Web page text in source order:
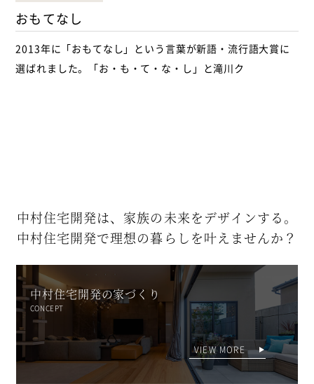
おもてなし
2013年に「おもてなし」という言葉が新語・流行語大賞に
選ばれました。「お・も・て・な・し」と滝川ク
中村住宅開発は、 家族の未来をデザインする。
中村住宅開発で理想の暮らしを叶えませんか？
中村住宅開発の家づくり
CONCEPT
VIEW MORE